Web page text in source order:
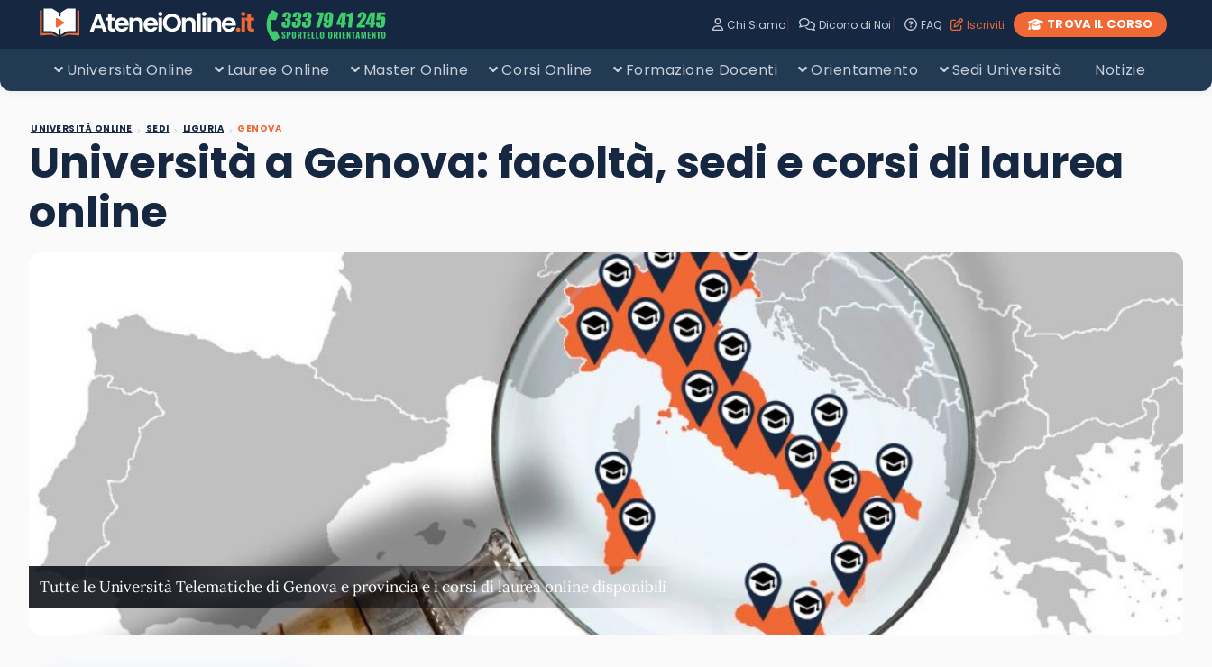
Chi Siamo| Dicono di Noi| FAQ Iscriviti TROVA IL CORSO
Università Online Lauree Online Master Online Corsi Online Formazione Docenti Orientamento Sedi Università Notizie
UNIVERSITÀ ONLINE SEDI LIGURIA GENOVA
Università a Genova: facoltà, sedi e corsi di laurea
online
Tutte le Università Telematiche di Genova e provincia e i corsi di laurea online disponibili